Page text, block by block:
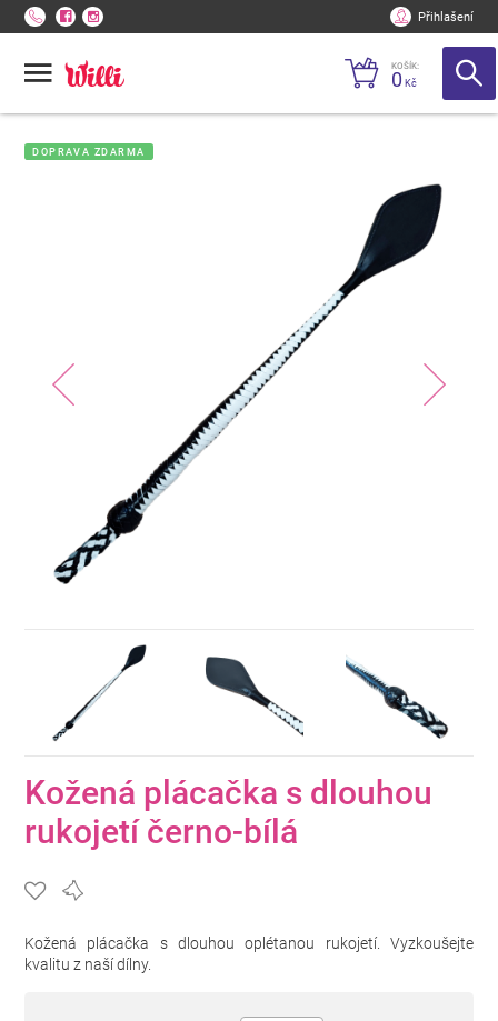
Přihlašení
KOŠÍK:
0 Kč
DOPRAVA ZDARMA
Kožená plácačka s dlouhou
rukojetí černo-bílá
Kožená plácačka s dlouhou oplétanou rukojetí. Vyzkoušejte
kvalitu z naší dílny.